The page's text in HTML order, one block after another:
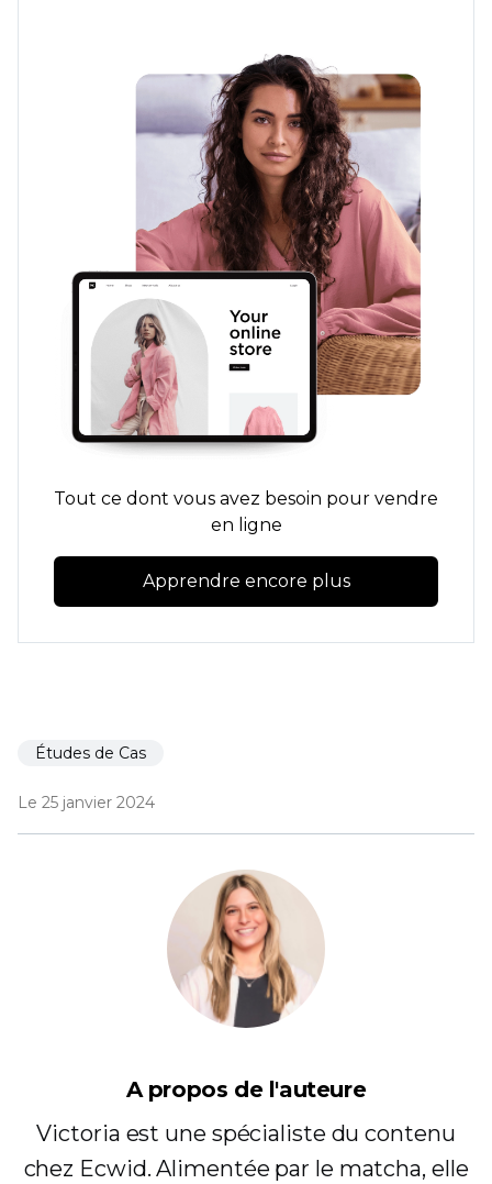
Tout ce dont vous avez besoin pour vendre
en ligne
Apprendre encore plus
Études de Cas
Le 25 janvier 2024
A propos de l'auteure
Victoria est une spécialiste du contenu
chez Ecwid. Alimentée par le matcha, elle